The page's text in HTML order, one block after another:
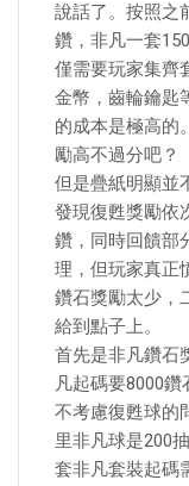
說話了。按照之
鑽，非凡一套
僅需要玩家集齊
金幣，齒輪鑰匙
的成本是極高的
勵高不過分吧？
但是疊紙明顯並
發現復甦獎勵依
鑽，同時回饋部
理，但玩家真正
鑽石獎勵太少，
給到點子上。
首先是非凡鑽石
凡起碼要8000
不考慮復甦球的
里非凡球是200
套非凡套裝起碼